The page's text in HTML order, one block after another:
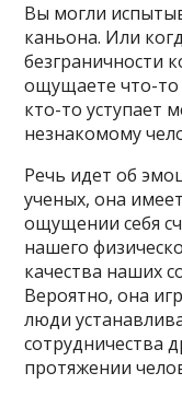
Вы могли
каньона. Или
безграничности
ощущаете что-то
кто-то уступает
незнакомому
Речь идет об
ученых, она
ощущении себя
нашего
качества наших
Вероятно, она
люди
сотрудничества
протяжении